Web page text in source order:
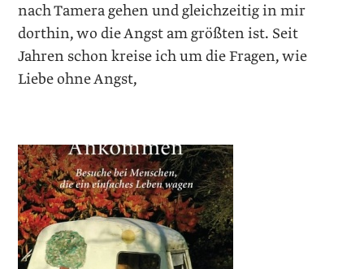
nach Tamera gehen und gleichzeitig in mir
dorthin, wo die Angst am größten ist. Seit
Jahren schon kreise ich um die Fragen, wie
Liebe ohne Angst,